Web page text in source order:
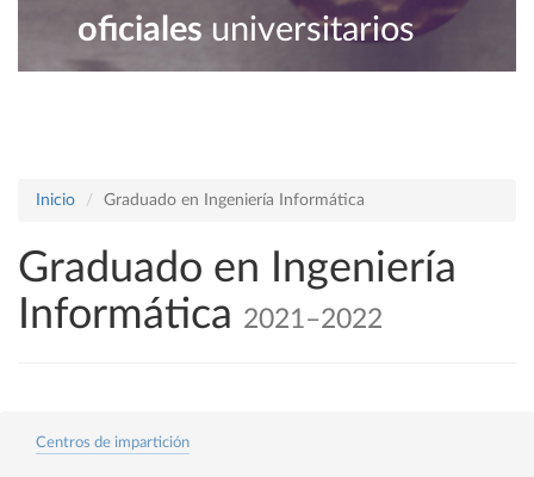
oficiales universitarios
Inicio Graduado en Ingeniería Informática
Graduado en Ingeniería
Informática 2021–2022
Centros de impartición